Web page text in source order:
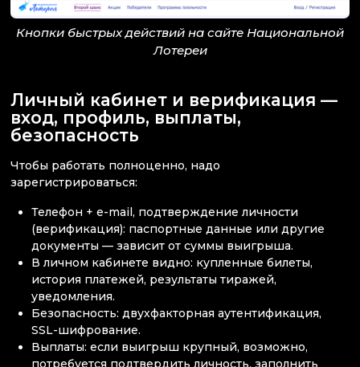
Кнопки быстрых действий на сайте Национальной
Лотереи
Личный кабинет и верификация —
вход, профиль, выплаты,
безопасность
Чтобы работать полноценно, надо
зарегистрироваться:
Телефон + e-mail, подтверждение личности
(верификация): паспортные данные или другие
документы — зависит от суммы выигрыша.
В личном кабинете видно: купленные билеты,
история платежей, результаты тиражей,
уведомления.
Безопасность: двухфакторная аутентификация,
SSL-шифрование.
Выплаты: если выигрыш крупный, возможно,
потребуется подтвердить личность, заполнить